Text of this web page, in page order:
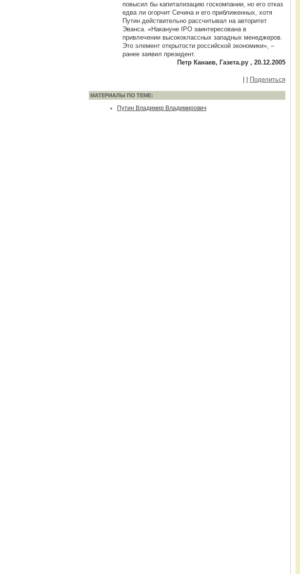
повысил бы капитализацию госкомпании, но его отказ
едва ли огорчит Сечина и его приближенных, хотя
Путин действительно рассчитывал на авторитет
Эванса. «Накануне IPO заинтересована в
привлечении высококлассных западных менеджеров.
Это элемент открытости российской экономики», –
ранее заявил президент.
Петр Канаев, Газета.ру , 20.12.2005
Поделиться
МАТЕРИАЛЫ ПО ТЕМЕ:
Путин Владимир Владимирович